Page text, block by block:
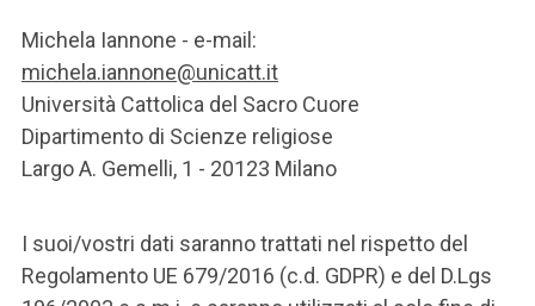
Michela Iannone - e-mail:
michela.iannone@unicatt.it
Università Cattolica del Sacro Cuore
Dipartimento di Scienze religiose
Largo A. Gemelli, 1 - 20123 Milano
I suoi/vostri dati saranno trattati nel rispetto del
Regolamento UE 679/2016 (c.d. GDPR) e del D.Lgs